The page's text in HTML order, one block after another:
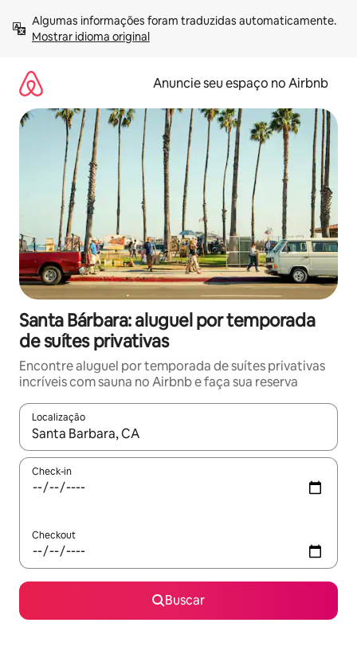
para
Mostrar idioma original
Anuncie seu espaço no Airbnb
Santa Bárbara: aluguel por temporada
de suítes privativas
Encontre aluguel por temporada de suítes privativas
incríveis com sauna no Airbnb e faça sua reserva
Localização
Quando os resultados estiverem disponíveis, explore-os
Check-in
Checkout
Buscar